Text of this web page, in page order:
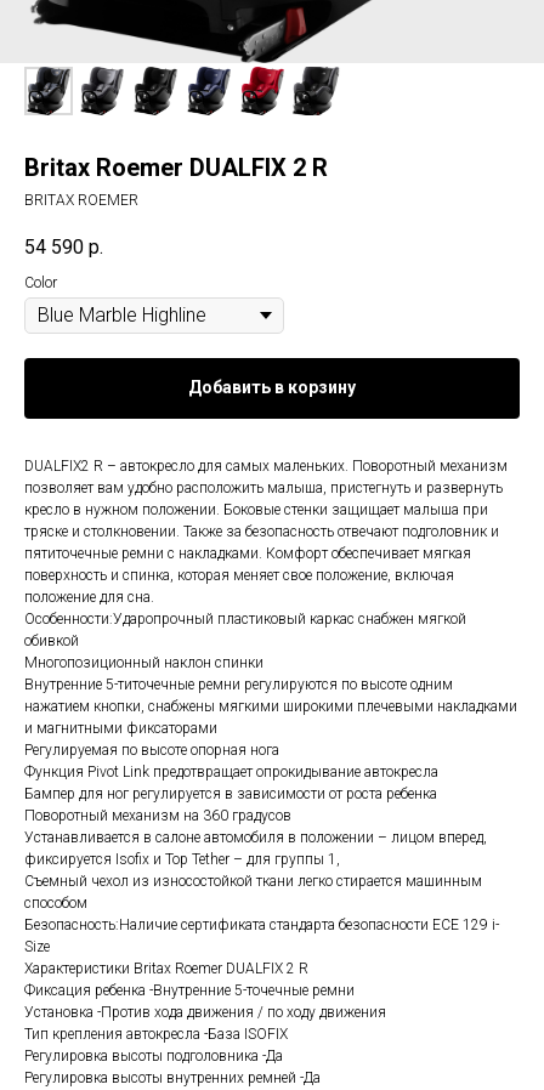
Britax Roemer DUALFIX 2 R
BRITAX ROEMER
54 590 р.
Color
Добавить в корзину
DUALFIX2 R – автокресло для самых маленьких. Поворотный механизм
позволяет вам удобно расположить малыша, пристегнуть и развернуть
кресло в нужном положении. Боковые стенки защищает малыша при
тряске и столкновении. Также за безопасность отвечают подголовник и
пятиточечные ремни с накладками. Комфорт обеспечивает мягкая
поверхность и спинка, которая меняет свое положение, включая
положение для сна.
Особенности:Ударопрочный пластиковый каркас снабжен мягкой
обивкой
Многопозиционный наклон спинки
Внутренние 5-титочечные ремни регулируются по высоте одним
нажатием кнопки, снабжены мягкими широкими плечевыми накладками
и магнитными фиксаторами
Регулируемая по высоте опорная нога
Функция Pivot Link предотвращает опрокидывание автокресла
Бампер для ног регулируется в зависимости от роста ребенка
Поворотный механизм на 360 градусов
Устанавливается в салоне автомобиля в положении – лицом вперед,
фиксируется Isofix и Top Tether – для группы 1,
Съемный чехол из износостойкой ткани легко стирается машинным
способом
Безопасность:Наличие сертификата стандарта безопасности ECE 129 i-
Size
Характеристики Britax Roemer DUALFIX 2 R
Фиксация ребенка -Внутренние 5-точечные ремни
Установка -Против хода движения / по ходу движения
Тип крепления автокресла -База ISOFIX
Регулировка высоты подголовника -Да
Регулировка высоты внутренних ремней -Да